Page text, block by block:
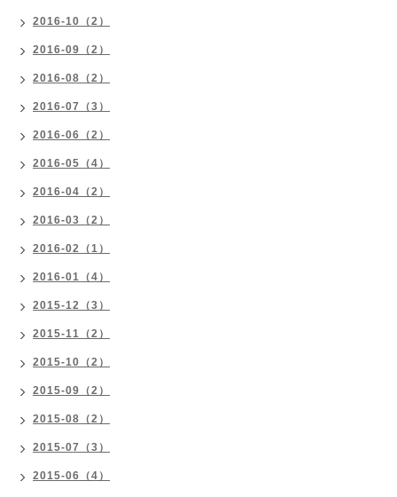
2016-10（2）
2016-09（2）
2016-08（2）
2016-07（3）
2016-06（2）
2016-05（4）
2016-04（2）
2016-03（2）
2016-02（1）
2016-01（4）
2015-12（3）
2015-11（2）
2015-10（2）
2015-09（2）
2015-08（2）
2015-07（3）
2015-06（4）